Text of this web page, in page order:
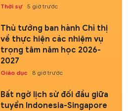
Thời sự 5 giờ trước
Thủ tướng ban hành Chỉ thị
về thực hiện các nhiệm vụ
trọng tâm năm học 2026-
2027
Giáo dục 8 giờ trước
Bất ngờ lịch sử đối đầu giữa
tuyển Indonesia-Singapore